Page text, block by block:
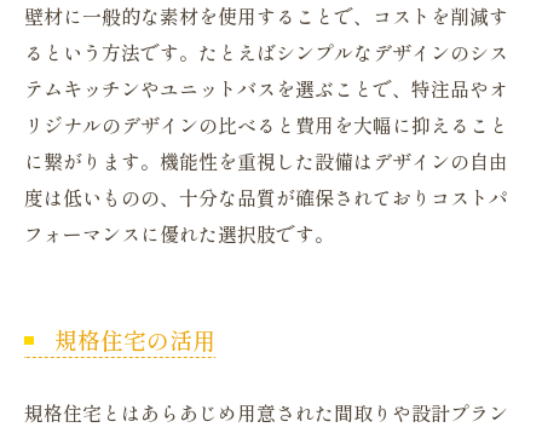
壁材に一般的な素材を使用することで、コストを削減す
るという方法です。たとえばシンプルなデザインのシス
テムキッチンやユニットバスを選ぶことで、特注品やオ
リジナルのデザインの比べると費用を大幅に抑えること
に繋がります。機能性を重視した設備はデザインの自由
度は低いものの、十分な品質が確保されておりコストパ
フォーマンスに優れた選択肢です。
規格住宅の活用
規格住宅とはあらあじめ用意された間取りや設計プラン